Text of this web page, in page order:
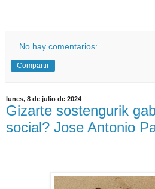
No hay comentarios:
Compartir
lunes, 8 de julio de 2024
Gizarte sostengurik
social? Jose Antonio